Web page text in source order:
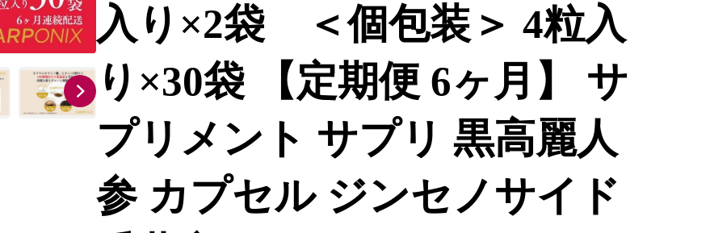
入り×2袋 ＜個包装＞ 4粒入
り×30袋 【定期便 6ヶ月】 サ
プリメント サプリ 黒高麗人
参 カプセル ジンセノサイド